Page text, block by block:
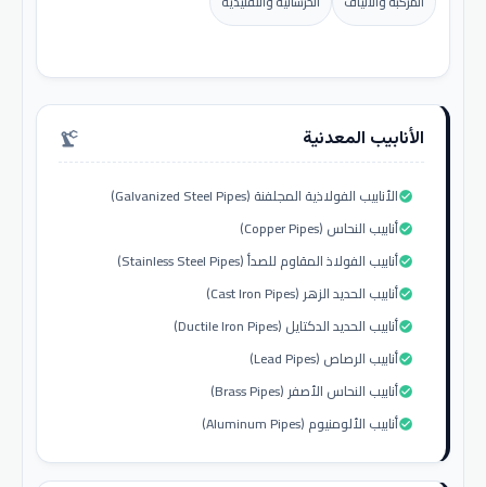
الأنابيب المعدنية precision_manufacturing
الأنابيب الفولاذية المجلفنة (Galvanized Steel Pipes)check_circle
أنابيب النحاس (Copper Pipes)check_circle
أنابيب الفولاذ المقاوم للصدأ (Stainless Steel Pipes)check_circle
أنابيب الحديد الزهر (Cast Iron Pipes)check_circle
أنابيب الحديد الدكتايل (Ductile Iron Pipes)check_circle
أنابيب الرصاص (Lead Pipes)check_circle
أنابيب النحاس الأصفر (Brass Pipes)check_circle
أنابيب الألومنيوم (Aluminum Pipes)check_circle